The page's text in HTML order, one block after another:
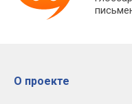
О проекте